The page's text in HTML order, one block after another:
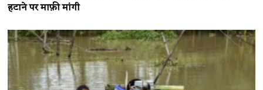
हटाने पर माफ़ी मांगी